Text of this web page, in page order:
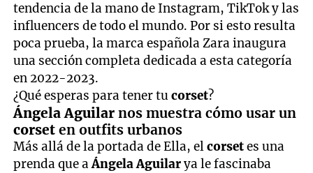
tendencia de la mano de Instagram, TikTok y las
influencers de todo el mundo. Por si esto resulta
poca prueba, la marca española Zara inaugura
una sección completa dedicada a esta categoría
en 2022-2023.
¿Qué esperas para tener tucorset?
Ángela Aguilar nos muestra cómo usar un
corseten outfits urbanos
Más allá de la portada de Ella, elcorsetes una
prenda que aÁngela Aguilarya le fascinaba